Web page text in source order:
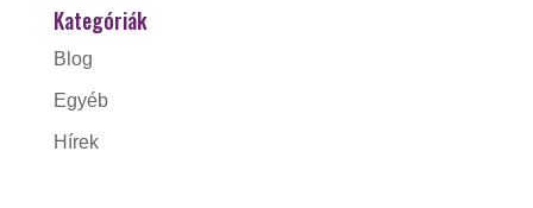
Kategóriák
Blog
Egyéb
Hírek